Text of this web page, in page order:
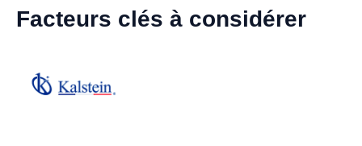
Facteurs clés à considérer